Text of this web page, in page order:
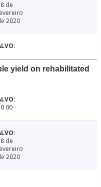
de
2020
yield on rehabilitated
de
2020